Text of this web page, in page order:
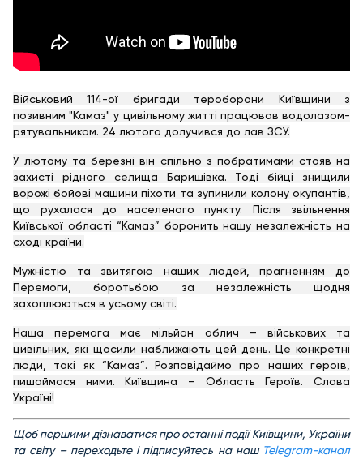
Військовий 114-ої бригади тероборони Київщини з
позивним "Камаз" у цивільному житті працював водолазом-
рятувальником. 24 лютого долучився до лав ЗСУ.
У лютому та березні він спільно з побратимами стояв на
захисті рідного селища Баришівка. Тоді бійці знищили
ворожі бойові машини піхоти та зупинили колону окупантів,
що рухалася до населеного пункту. Після звільнення
Київської області “Камаз” боронить нашу незалежність на
сході країни.
Мужністю та звитягою наших людей, прагненням до
Перемоги, боротьбою за незалежність щодня
захоплюються в усьому світі.
Наша перемога має мільйон облич – військових та
цивільних, які щосили наближають цей день. Це конкретні
люди, такі як “Камаз”. Розповідаймо про наших героїв,
пишаймося ними. Київщина – Область Героїв. Слава
Україні!
Щоб першими дізнаватися про останні події Київщини, України
та світу – переходьте і підписуйтесь на наш Telegram-канал